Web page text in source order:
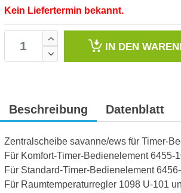
Kein Liefertermin bekannt.
IN DEN
Beschreibung Datenblatt
Zentralscheibe savanne/ews für Timer-
Für Komfort-Timer-Bedienelement 6455-
Für Standard-Timer-Bedienelement
Für Raumtemperaturregler 1098 U-101